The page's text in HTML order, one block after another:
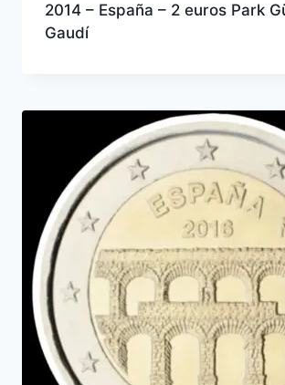
2014 – España – 2 euros Park
Gaudí